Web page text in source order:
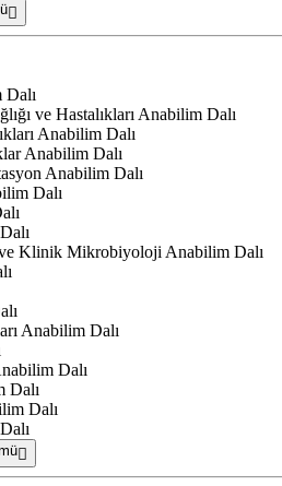
ve Hastalıkları Anabilim Dalı
Anabilim Dalı
Anabilim Dalı
Anabilim Dalı
Dalı
ve Klinik Mikrobiyoloji Anabilim Dalı
Anabilim Dalı
Dalı
Dalı
Dalı